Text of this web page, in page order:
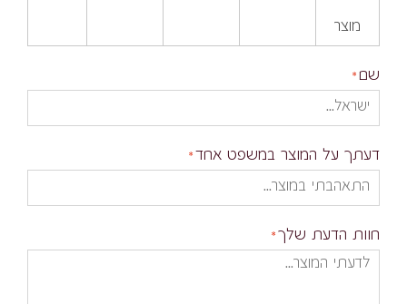
מוצר
שם
דעתך על המוצר במשפט אחד
חוות הדעת שלך